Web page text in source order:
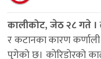
कालीकोट, जेठ २८ गते ।
र कटानका कारण
पुगेको छ। काेरिडोरको